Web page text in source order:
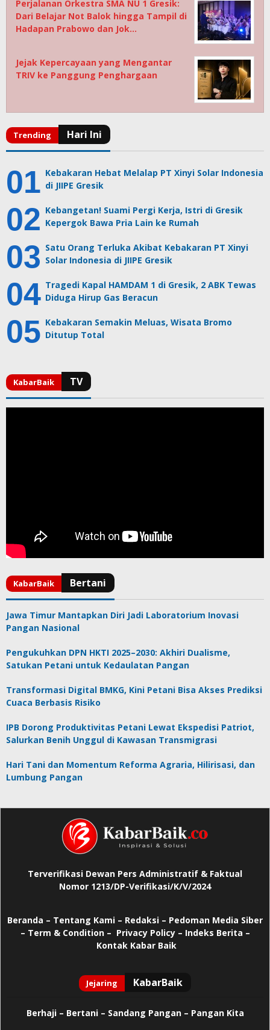
Perjalanan Orkestra SMA NU 1 Gresik:
Dari Belajar Not Balok hingga Tampil di
Hadapan Prabowo dan Jok…
Jejak Kepercayaan yang Mengantar
TRIV ke Panggung Penghargaan
Kebakaran Hebat Melalap PT Xinyi Solar Indonesia
di JIIPE Gresik
Kebangetan! Suami Pergi Kerja, Istri di Gresik
Kepergok Bawa Pria Lain ke Rumah
Satu Orang Terluka Akibat Kebakaran PT Xinyi
Solar Indonesia di JIIPE Gresik
Tragedi Kapal HAMDAM 1 di Gresik, 2 ABK Tewas
Diduga Hirup Gas Beracun
Kebakaran Semakin Meluas, Wisata Bromo
Ditutup Total
Jawa Timur Mantapkan Diri Jadi Laboratorium Inovasi
Pangan Nasional
Pengukuhkan DPN HKTI 2025–2030: Akhiri Dualisme,
Satukan Petani untuk Kedaulatan Pangan
Transformasi Digital BMKG, Kini Petani Bisa Akses Prediksi
Cuaca Berbasis Risiko
IPB Dorong Produktivitas Petani Lewat Ekspedisi Patriot,
Salurkan Benih Unggul di Kawasan Transmigrasi
Hari Tani dan Momentum Reforma Agraria, Hilirisasi, dan
Lumbung Pangan
Terverifikasi Dewan Pers Administratif & Faktual
Nomor 1213/DP-Verifikasi/K/V/2024
Beranda – Tentang Kami – Redaksi – Pedoman Media Siber
– Term & Condition – Privacy Policy– Indeks Berita –
Kontak Kabar Baik
Berhaji– Bertani – Sandang Pangan – Pangan Kita